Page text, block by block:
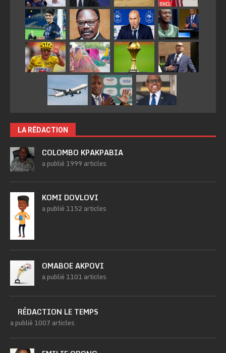
LA RÉDACTION
COLOMBO KPAKPABIA
a publié 1999 articles
KOMI DOVLOVI
a publié 1152 articles
OMABOE AKPOVI
a publié 1101 articles
RÉDACTION LE TEMPS
a publié 1007 articles